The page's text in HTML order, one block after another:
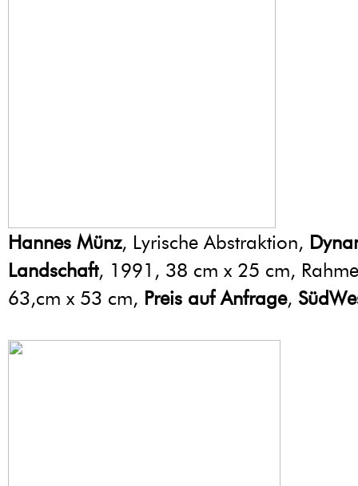
Hannes Münz, Lyrische Abstraktion,
Landschaft, 1991, 38 cm x 25 cm,
63,cm x 53 cm, Preis auf Anfrage,